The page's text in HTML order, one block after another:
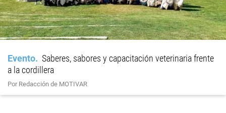
Evento
Saberes, sabores y capacitación veterinaria frente
a la cordillera
Por Redacción de MOTIVAR